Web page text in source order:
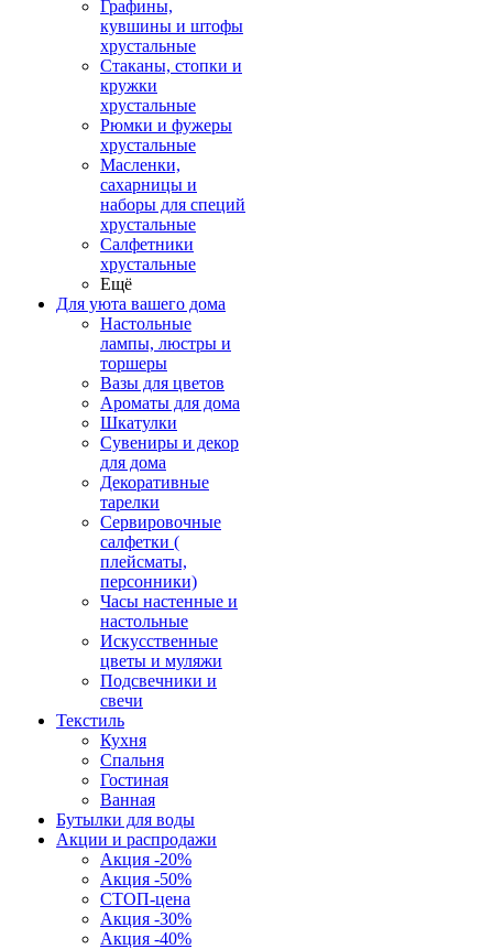
Графины,
кувшины и штофы
хрустальные
Стаканы, стопки и
кружки
хрустальные
Рюмки и фужеры
хрустальные
Масленки,
сахарницы и
наборы для специй
хрустальные
Салфетники
хрустальные
Ещё
Для уюта вашего дома
Настольные
лампы, люстры и
торшеры
Вазы для цветов
Ароматы для дома
Шкатулки
Сувениры и декор
для дома
Декоративные
тарелки
Сервировочные
салфетки (
плейсматы,
персонники)
Часы настенные и
настольные
Искусственные
цветы и муляжи
Подсвечники и
свечи
Текстиль
Кухня
Спальня
Гостиная
Ванная
Бутылки для воды
Акции и распродажи
Акция -20%
Акция -50%
СТОП-цена
Акция -30%
Акция -40%